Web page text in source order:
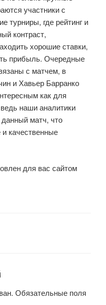
участники с
турниры, где рейтинг и
контраст,
хорошие ставки,
прибыль. Очередные
с матчем, в
и Хавьер Барранко
как для
наши аналитики
матч, что
качественные
для вас сайтом
Обязательные поля